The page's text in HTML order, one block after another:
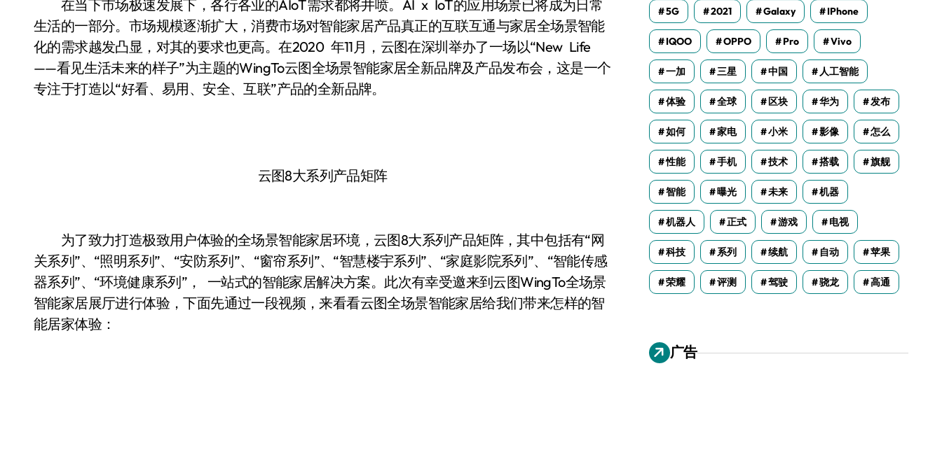
在当下市场极速发展下，各行各业的AIoT需求都将井喷。AI x IoT的应用场景已将成为日常
生活的一部分。市场规模逐渐扩大，消费市场对智能家居产品真正的互联互通与家居全场景智能
化的需求越发凸显，对其的要求也更高。在2020 年11月，云图在深圳举办了一场以“New Life
——看见生活未来的样子”为主题的WingTo云图全场景智能家居全新品牌及产品发布会，这是一个
专注于打造以“好看、易用、安全、互联”产品的全新品牌。
云图8大系列产品矩阵
为了致力打造极致用户体验的全场景智能家居环境，云图8大系列产品矩阵，其中包括有“网
关系列”、“照明系列”、“安防系列”、“窗帘系列”、“智慧楼宇系列”、“家庭影院系列”、“智能传感
器系列”、“环境健康系列”， 一站式的智能家居解决方案。此次有幸受邀来到云图WingTo全场景
智能家居展厅进行体验，下面先通过一段视频，来看看云图全场景智能家居给我们带来怎样的智
能居家体验：
5G 2021 Galaxy IPhone
IQOO OPPO Pro Vivo
一加 三星 中国 人工智能
体验 全球 区块 华为 发布
如何 家电 小米 影像 怎么
性能 手机 技术 搭载 旗舰
智能 曝光 未来 机器
机器人 正式 游戏 电视
科技 系列 续航 自动 苹果
荣耀 评测 驾驶 骁龙 高通
广告